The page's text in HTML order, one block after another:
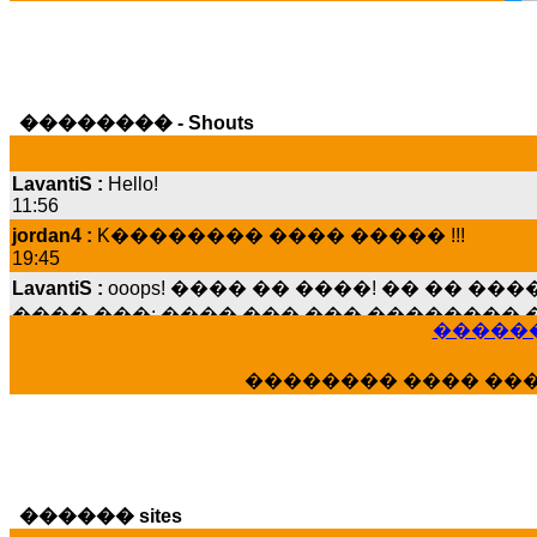
�������� - Shouts
11:56
jordan4 :
19:45
LavantiS :
���� ���; ���� ��� ��� ��������
15:07
���� ����� ��������
LavantiS :����� ���� ������� ���
veronica :
E���� 2012 ��� ����� ���
������� ��������� ���� ������
�������� ����
������ sites